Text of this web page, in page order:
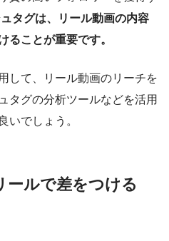
タグは、リール動画の内容
ることが重要です。
して、リール動画のリーチを
タグの分析ツールなどを活用
いでしょう。
ールで差をつける